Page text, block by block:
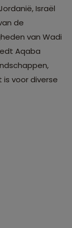
Israël
de
van Wadi
Aqaba
voor diverse